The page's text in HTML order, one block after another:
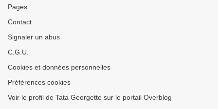
Pages
Contact
Signaler un abus
C.G.U.
Cookies et données personnelles
Préférences cookies
Voir le profil de Tata Georgette sur le portail Overblog